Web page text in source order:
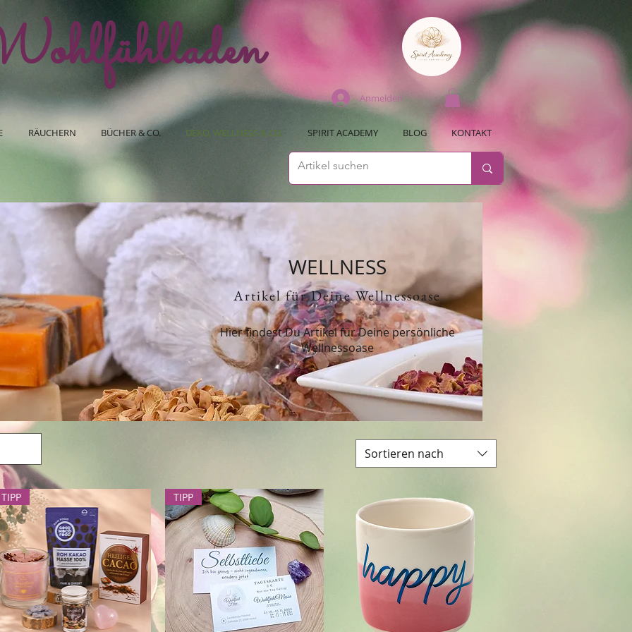
Anmelden
RÄUCHERN BÜCHER & CO. DEKO, WELLNESS & CO. SPIRIT ACADEMY BLOG KONTAKT
WELLNESS
Artikel für Deine Wellnessoase
Hier findest Du Artikel für Deine persönliche
Wellnessoase
Sortieren nach
TIPP TIPP